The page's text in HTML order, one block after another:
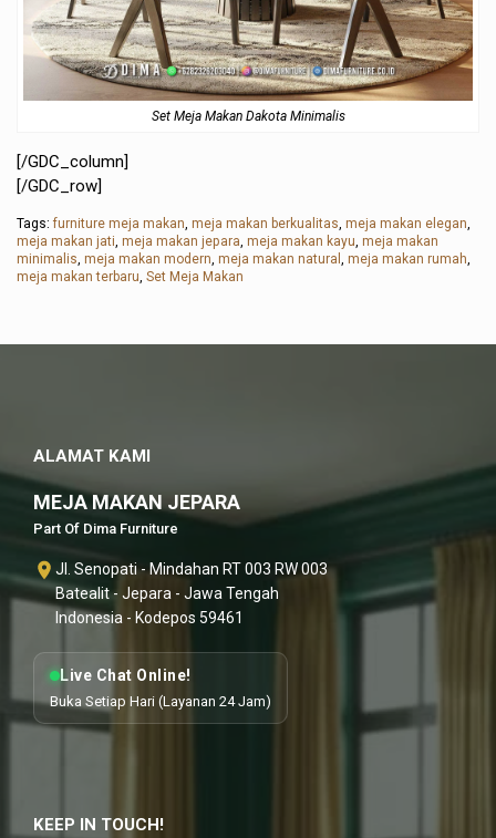
Set Meja Makan Dakota Minimalis
[/GDC_column]
[/GDC_row]
Tags:furniture meja makan, meja makan berkualitas, meja makan elegan,
meja makan jati, meja makan jepara, meja makan kayu, meja makan
minimalis, meja makan modern, meja makan natural , meja makan rumah,
meja makan terbaru, Set Meja Makan
ALAMAT KAMI
MEJA MAKAN JEPARA
Part Of Dima Furniture
Jl. Senopati - Mindahan RT 003 RW 003
Batealit - Jepara - Jawa Tengah
Indonesia - Kodepos 59461
Live Chat Online!
Buka Setiap Hari (Layanan 24 Jam)
KEEP IN TOUCH!